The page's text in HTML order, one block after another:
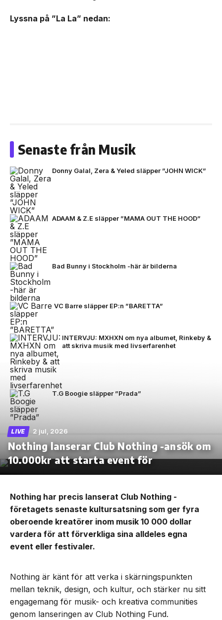
Lyssna på ”La La” nedan:
Senaste från Musik
Donny Galal, Zera & Yeled släpper ”JOHN WICK”
ADAAM & Z.E släpper ”MAMA OUT THE HOOD”
Bad Bunny i Stockholm -här är bilderna
VC Barre släpper EP:n ”BARETTA”
INTERVJU: MXHXN om nya albumet, Rinkeby &
att skriva musik med livserfarenhet
T.G Boogie släpper ”Prada”
LIVE 2 jul, 2026
Nothing lanserar Club Nothing -ansök om
10.000kr att starta event för
Nothing har precis lanserat Club Nothing -
företagets senaste kultursatsning som ger fyra
oberoende kreatörer inom musik 10 000 dollar
vardera för att förverkliga sina alldeles egna
event eller festivaler.
Nothing är känt för att verka i skärningspunkten
mellan teknik, design, och kultur, och stärker nu sitt
engagemang för musik- och kreativa communities
genom lanseringen av Club Nothing Fund.